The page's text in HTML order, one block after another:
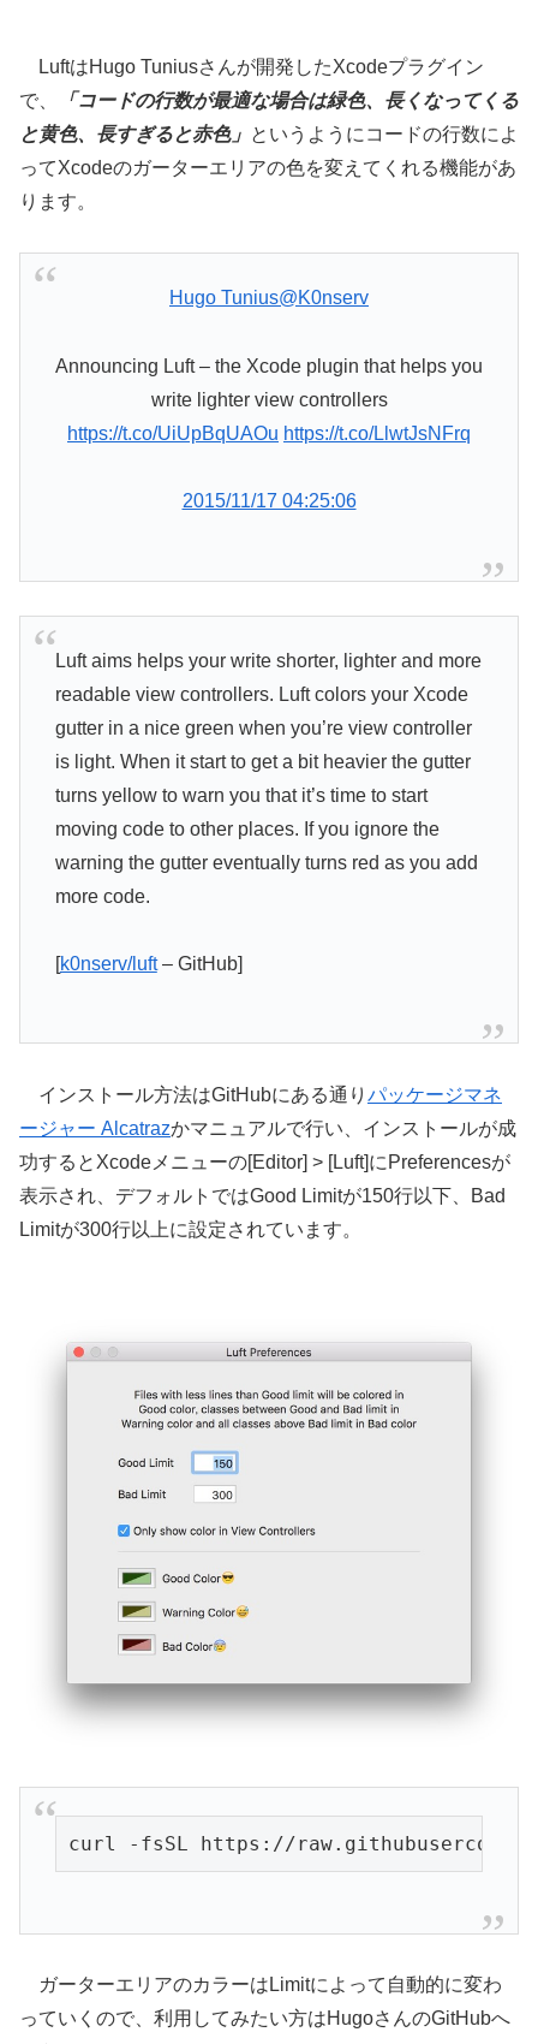
LuftはHugo Tuniusさんが開発したXcodeプラグイン
で、
「コードの行数が最適な場合は緑色、長くなってくる
と黄色、長すぎると赤色」 というようにコードの行数によ
ってXcodeのガーターエリアの色を変えてくれる機能があ
ります。
Hugo Tunius@K0nserv
Announcing Luft – the Xcode plugin that helps you
write lighter view controllers
https://t.co/UiUpBqUAOu https://t.co/LlwtJsNFrq
2015/11/17 04:25:06
Luft aims helps your write shorter, lighter and more
readable view controllers. Luft colors your Xcode
gutter in a nice green when you’re view controller
is light. When it start to get a bit heavier the gutter
turns yellow to warn you that it’s time to start
moving code to other places. If you ignore the
warning the gutter eventually turns red as you add
more code.
[k0nserv/luft– GitHub]
インストール方法はGitHubにある通り パッケージマネ
ージャー Alcatrazかマニュアルで行い、インストールが成
功するとXcodeメニューの[Editor] > [Luft]にPreferencesが
表示され、デフォルトではGood Limitが150行以下、Bad
Limitが300行以上に設定されています。
curl -fsSL https://
ガーターエリアのカラーはLimitによって自動的に変わ
っていくので、利用してみたい方はHugoさんのGitHubへ